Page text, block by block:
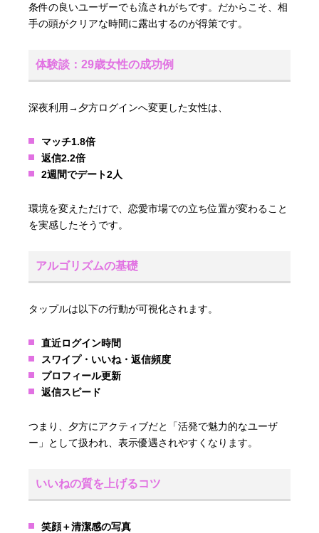
条件の良いユーザーでも流されがちです。だからこそ、相
手の頭がクリアな時間に露出するのが得策です。
体験談：29歳女性の成功例
深夜利用→夕方ログインへ変更した女性は、
マッチ1.8倍
返信2.2倍
2週間でデート2人
環境を変えただけで、恋愛市場での立ち位置が変わること
を実感したそうです。
アルゴリズムの基礎
タップルは以下の行動が可視化されます。
直近ログイン時間
スワイプ・いいね・返信頻度
プロフィール更新
返信スピード
つまり、夕方にアクティブだと「活発で魅力的なユーザ
ー」として扱われ、表示優遇されやすくなります。
いいねの質を上げるコツ
笑顔＋清潔感の写真